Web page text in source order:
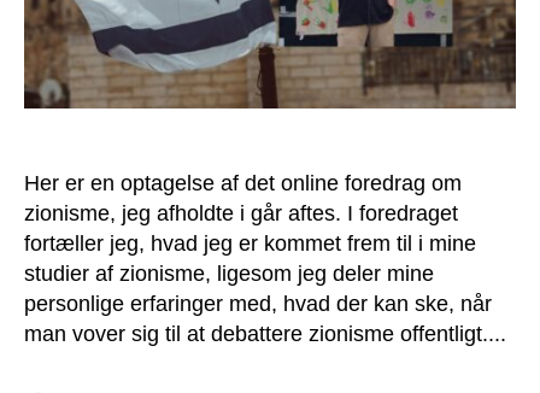
Her er en optagelse af det online foredrag om
zionisme, jeg afholdte i går aftes. I foredraget
fortæller jeg, hvad jeg er kommet frem til i mine
studier af zionisme, ligesom jeg deler mine
personlige erfaringer med, hvad der kan ske, når
man vover sig til at debattere zionisme offentligt....